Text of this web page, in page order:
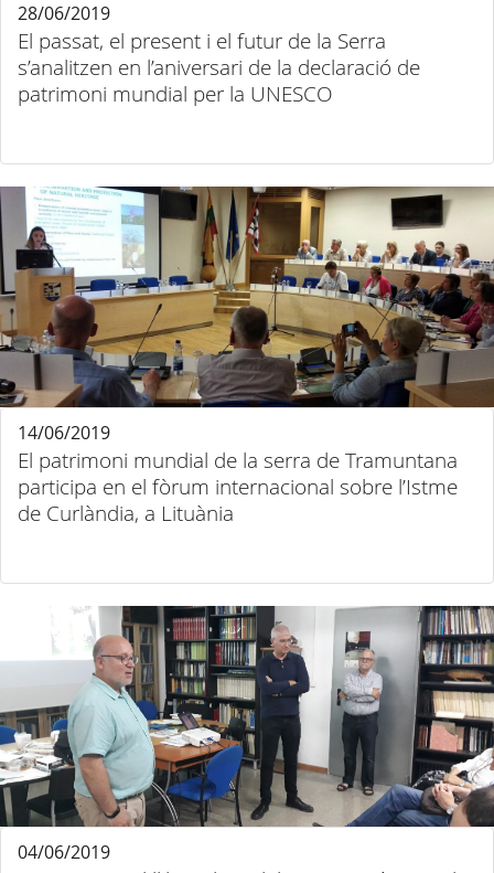
El passat, el present i el futur de la Serra
s’analitzen en l’aniversari de la declaració de
patrimoni mundial per la UNESCO
28/06/2019
El patrimoni mundial de la serra de Tramuntana
participa en el fòrum internacional sobre l’Istme
de Curlàndia, a Lituània
14/06/2019
04/06/2019